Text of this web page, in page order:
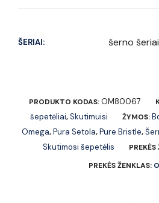
ŠERIAI: šerno šeriai
PRODUKTO KODAS:OM80067
šepetėliai,Skutimuisi ŽYMOS:
Omega,Pura Setola,Pure Bristle,
Skutimosi šepetėlis
PREKĖS ŽENKLAS: